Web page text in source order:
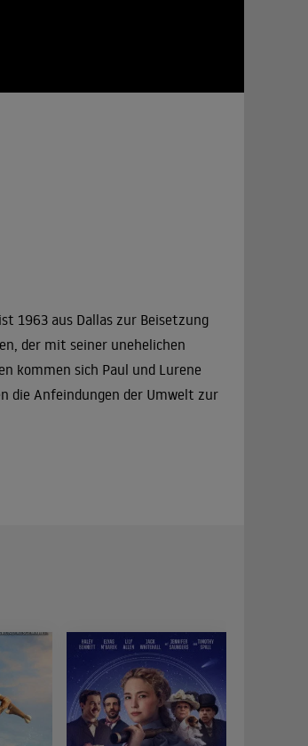
1963 aus Dallas zur Beisetzung
der mit seiner unehelichen
kommen sich Paul und Lurene
die Anfeindungen der Umwelt zur